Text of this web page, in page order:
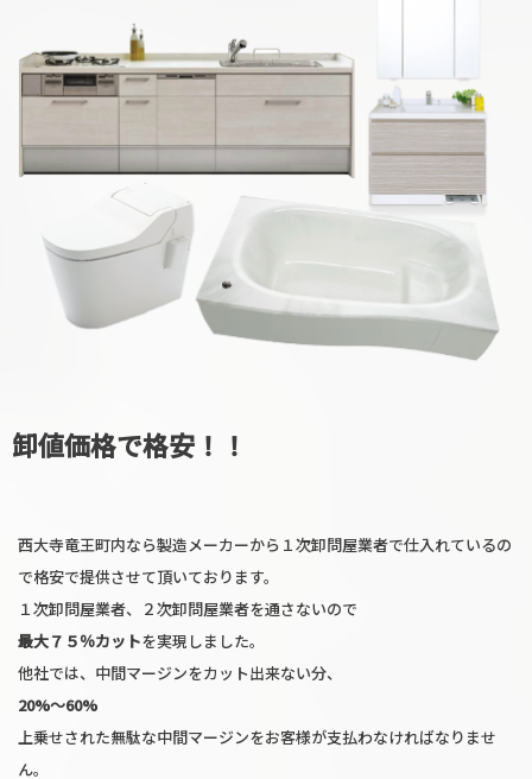
卸値価格で格安！！
西大寺竜王町内なら製造メーカーから１次卸問屋業者で仕入れているの
で格安で提供させて頂いております。
１次卸問屋業者、２次卸問屋業者を通さないので
最大７５％カットを実現しました。
他社では、中間マージンをカット出来ない分、
20%〜60%
上乗せされた無駄な中間マージンをお客様が支払わなければなりませ
ん。